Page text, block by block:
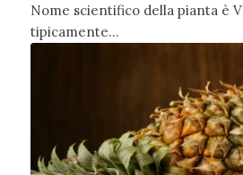
Nome scientifico della pianta è
tipicamente…